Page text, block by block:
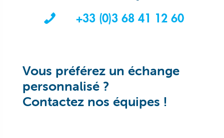
+33 (0)3 68 41 12 60
Vous préférez un échange
personnalisé ?
Contactez nos équipes !